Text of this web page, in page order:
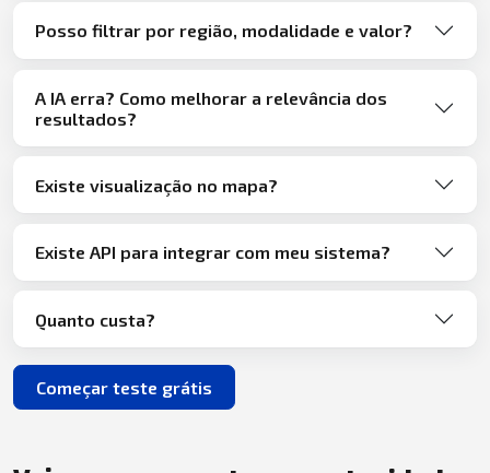
Posso filtrar por região, modalidade e valor?
A IA erra? Como melhorar a relevância dos
resultados?
Existe visualização no mapa?
Existe API para integrar com meu sistema?
Quanto custa?
Começar teste grátis